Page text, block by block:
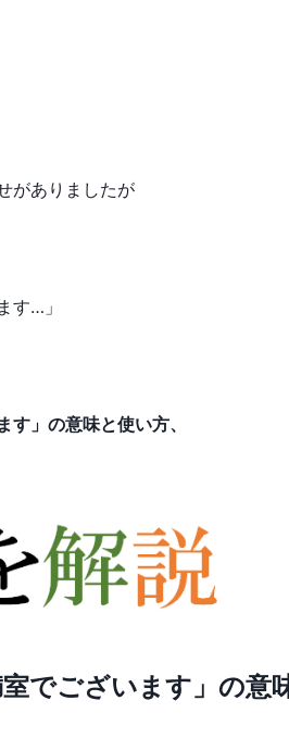
がありましたが
す…」
す」の意味と使い方、
でございます」の意